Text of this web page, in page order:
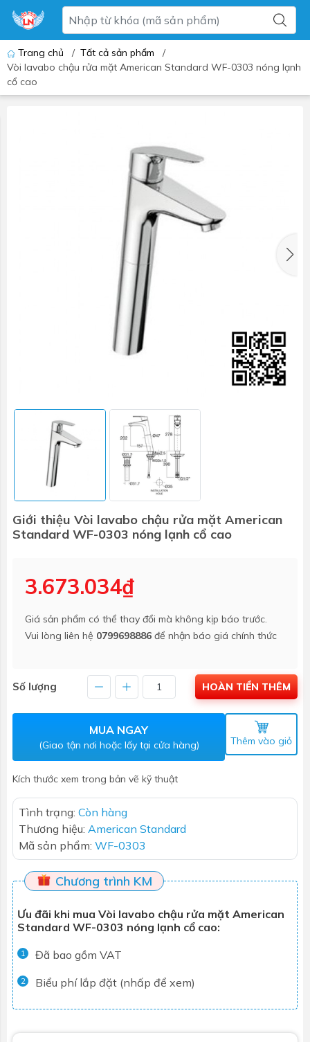
Trang chủ / Tất cả sản phẩm
/
Vòi lavabo chậu rửa mặt American Standard WF-0303 nóng lạnh
cổ cao
Giới thiệu Vòi lavabo chậu rửa mặt American
Standard WF-0303 nóng lạnh cổ cao
3.673.034₫
Giá sản phẩm có thể thay đổi mà không kịp báo trước.
Vui lòng liên hệ 0799698886 để nhận báo giá chính thức
Số lượng HOÀN TIỀN THÊM
MUA NGAY
(Giao tận nơi hoặc lấy tại cửa hàng) Thêm vào giỏ
Kích thước xem trong bản vẽ kỹ thuật
Tình trạng: Còn hàng
Thương hiệu: American Standard
Mã sản phẩm: WF-0303
Chương trình KM
Ưu đãi khi mua Vòi lavabo chậu rửa mặt American
Standard WF-0303 nóng lạnh cổ cao:
1 Đã bao gồm VAT
2 Biểu phí lắp đặt (nhấp để xem)